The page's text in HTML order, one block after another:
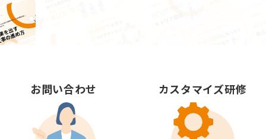
お問い合わせ カスタマイズ研修